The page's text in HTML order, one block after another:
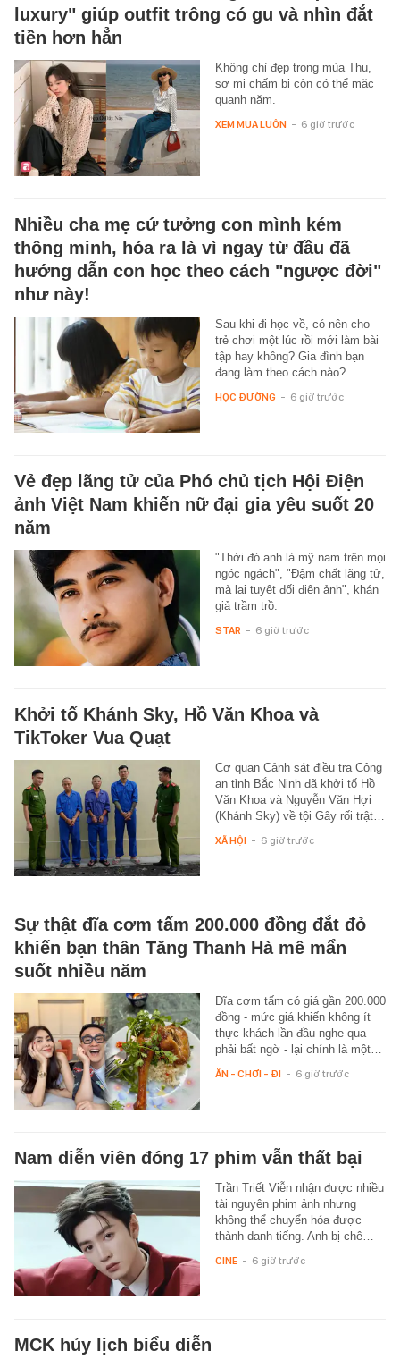
luxury" giúp outfit trông có gu và nhìn đắt
tiền hơn hẳn
Không chỉ đẹp trong mùa Thu,
sơ mi chấm bi còn có thể mặc
quanh năm.
XEM MUA LUÔN - 6 giờ trước
Nhiều cha mẹ cứ tưởng con mình kém
thông minh, hóa ra là vì ngay từ đầu đã
hướng dẫn con học theo cách "ngược đời"
như này!
Sau khi đi học về, có nên cho
trẻ chơi một lúc rồi mới làm bài
tập hay không? Gia đình bạn
đang làm theo cách nào?
HỌC ĐƯỜNG - 6 giờ trước
Vẻ đẹp lãng tử của Phó chủ tịch Hội Điện
ảnh Việt Nam khiến nữ đại gia yêu suốt 20
năm
"Thời đó anh là mỹ nam trên mọi
ngóc ngách", "Đậm chất lãng tử,
mà lại tuyệt đối điện ảnh", khán
giả trầm trồ.
STAR - 6 giờ trước
Khởi tố Khánh Sky, Hồ Văn Khoa và
TikToker Vua Quạt
Cơ quan Cảnh sát điều tra Công
an tỉnh Bắc Ninh đã khởi tố Hồ
Văn Khoa và Nguyễn Văn Hợi
(Khánh Sky) về tội Gây rối trật…
XÃ HỘI - 6 giờ trước
Sự thật đĩa cơm tấm 200.000 đồng đắt đỏ
khiến bạn thân Tăng Thanh Hà mê mẩn
suốt nhiều năm
Đĩa cơm tấm có giá gần 200.000
đồng - mức giá khiến không ít
thực khách lần đầu nghe qua
phải bất ngờ - lại chính là một…
ĂN - CHƠI - ĐI - 6 giờ trước
Nam diễn viên đóng 17 phim vẫn thất bại
Trần Triết Viễn nhận được nhiều
tài nguyên phim ảnh nhưng
không thể chuyển hóa được
thành danh tiếng. Anh bị chê…
CINE - 6 giờ trước
MCK hủy lịch biểu diễn